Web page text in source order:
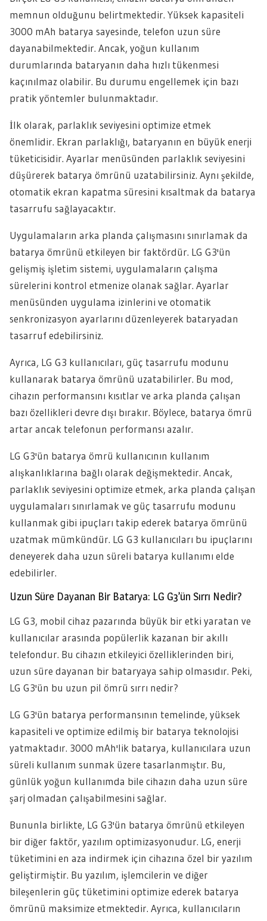
memnun olduğunu belirtmektedir. Yüksek kapasiteli
3000 mAh batarya sayesinde, telefon uzun süre
dayanabilmektedir. Ancak, yoğun kullanım
durumlarında bataryanın daha hızlı tükenmesi
kaçınılmaz olabilir. Bu durumu engellemek için bazı
pratik yöntemler bulunmaktadır.
İlk olarak, parlaklık seviyesini optimize etmek
önemlidir. Ekran parlaklığı, bataryanın en büyük enerji
tüketicisidir. Ayarlar menüsünden parlaklık seviyesini
düşürerek batarya ömrünü uzatabilirsiniz. Aynı şekilde,
otomatik ekran kapatma süresini kısaltmak da batarya
tasarrufu sağlayacaktır.
Uygulamaların arka planda çalışmasını sınırlamak da
batarya ömrünü etkileyen bir faktördür. LG G3'ün
gelişmiş işletim sistemi, uygulamaların çalışma
sürelerini kontrol etmenize olanak sağlar. Ayarlar
menüsünden uygulama izinlerini ve otomatik
senkronizasyon ayarlarını düzenleyerek bataryadan
tasarruf edebilirsiniz.
Ayrıca, LG G3 kullanıcıları, güç tasarrufu modunu
kullanarak batarya ömrünü uzatabilirler. Bu mod,
cihazın performansını kısıtlar ve arka planda çalışan
bazı özellikleri devre dışı bırakır. Böylece, batarya ömrü
artar ancak telefonun performansı azalır.
LG G3'ün batarya ömrü kullanıcının kullanım
alışkanlıklarına bağlı olarak değişmektedir. Ancak,
parlaklık seviyesini optimize etmek, arka planda çalışan
uygulamaları sınırlamak ve güç tasarrufu modunu
kullanmak gibi ipuçları takip ederek batarya ömrünü
uzatmak mümkündür. LG G3 kullanıcıları bu ipuçlarını
deneyerek daha uzun süreli batarya kullanımı elde
edebilirler.
Uzun Süre Dayanan Bir Batarya: LG G3’ün Sırrı Nedir?
LG G3, mobil cihaz pazarında büyük bir etki yaratan ve
kullanıcılar arasında popülerlik kazanan bir akıllı
telefondur. Bu cihazın etkileyici özelliklerinden biri,
uzun süre dayanan bir bataryaya sahip olmasıdır. Peki,
LG G3'ün bu uzun pil ömrü sırrı nedir?
LG G3'ün batarya performansının temelinde, yüksek
kapasiteli ve optimize edilmiş bir batarya teknolojisi
yatmaktadır. 3000 mAh'lik batarya, kullanıcılara uzun
süreli kullanım sunmak üzere tasarlanmıştır. Bu,
günlük yoğun kullanımda bile cihazın daha uzun süre
şarj olmadan çalışabilmesini sağlar.
Bununla birlikte, LG G3'ün batarya ömrünü etkileyen
bir diğer faktör, yazılım optimizasyonudur. LG, enerji
tüketimini en aza indirmek için cihazına özel bir yazılım
geliştirmiştir. Bu yazılım, işlemcilerin ve diğer
bileşenlerin güç tüketimini optimize ederek batarya
ömrünü maksimize etmektedir. Ayrıca, kullanıcıların